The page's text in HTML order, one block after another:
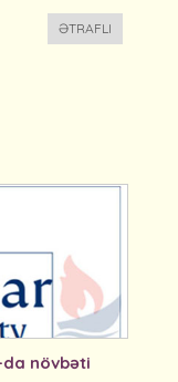
ƏTRAFLI
da növbəti